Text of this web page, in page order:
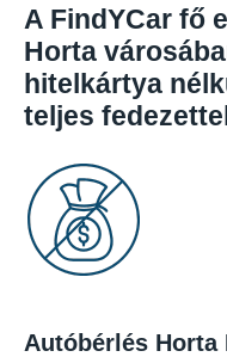
A FindYCar fő
Horta
hitelkártya
teljes
Autóbérlés Horta